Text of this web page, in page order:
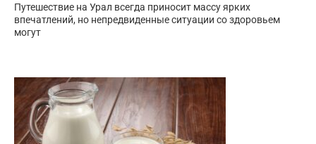
Путешествие на Урал всегда приносит массу ярких
впечатлений, но непредвиденные ситуации со здоровьем
могут